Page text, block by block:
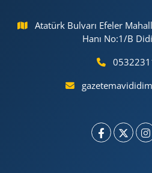
Atatürk Bulvarı Efeler
Hanı No:1/B